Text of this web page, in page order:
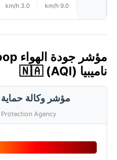
9.0 km/h
3.0 km/h
ناميبيا 🇳🇦 (AQI)
مؤشر وكالة حماية
Agency